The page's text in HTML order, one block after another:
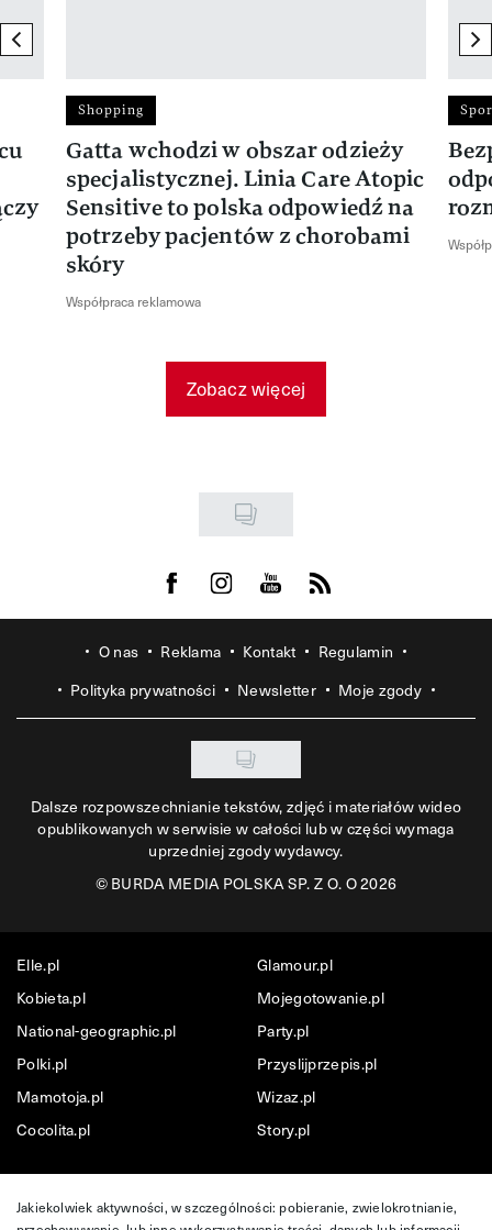
previous element
Shopping
Gatta wchodzi w obszar odzieży
specjalistycznej. Linia Care Atopic
Sensitive to polska odpowiedź na
potrzeby pacjentów z chorobami
skóry
Współpraca reklamowa
Zobacz więcej
Visit us on Facebook
Visit us on Instagram
Visit us on Youtube
Visit us on Rss
O nas Reklama Kontakt
Regulamin
Polityka prywatności
Newsletter Moje zgody
Dalsze rozpowszechnianie tekstów, zdjęć i materiałów wideo
opublikowanych w serwisie w całości lub w części wymaga
uprzedniej zgody wydawcy.
©BURDA MEDIA POLSKA SP. Z O. O 2026
Elle.pl
Glamour.pl
Kobieta.pl
Mojegotowanie.pl
National-geographic.pl
Party.pl
Polki.pl
Przyslijprzepis.pl
Mamotoja.pl
Wizaz.pl
Cocolita.pl
Story.pl
Jakiekolwiek aktywności, w szczególności: pobieranie, zwielokrotnianie,